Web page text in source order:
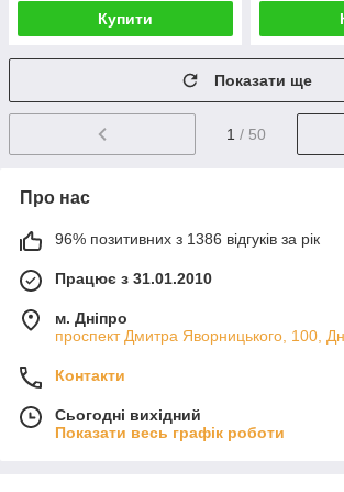
Купити
Показати ще
1 / 50
Про нас
96% позитивних з 1386 відгуків за рік
Працює з 31.01.2010
м. Дніпро
проспект Дмитра Яворницького, 100,
Контакти
Сьогодні вихідний
Показати весь графік роботи